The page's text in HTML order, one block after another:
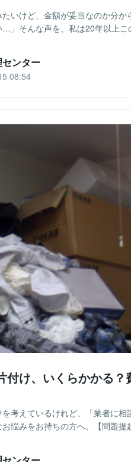
たいけど、金額が妥当なのか分
」そんな声を、私は20年以上
ンター
08:54
付け、いくらかかる
を考えているけれど、「業者に
悩みをお持ちの方へ。【問題